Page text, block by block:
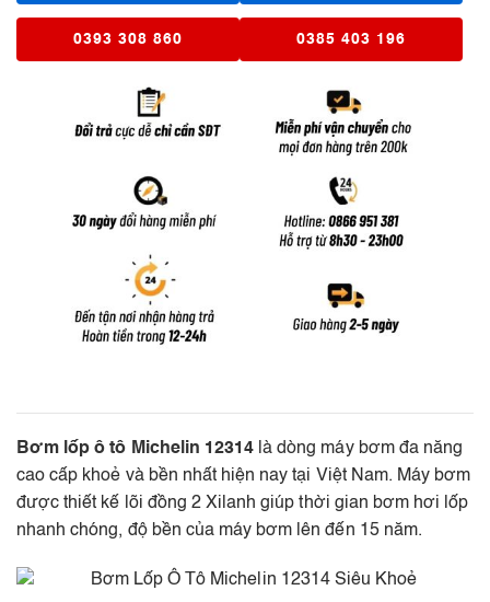
0393 308 860 0385 403 196
Bơm lốp ô tô Michelin 12314 là dòng máy bơm đa năng
cao cấp khoẻ và bền nhất hiện nay tại Việt Nam. Máy bơm
được thiết kế lõi đồng 2 Xilanh giúp thời gian bơm hơi lốp
nhanh chóng, độ bền của máy bơm lên đến 15 năm.